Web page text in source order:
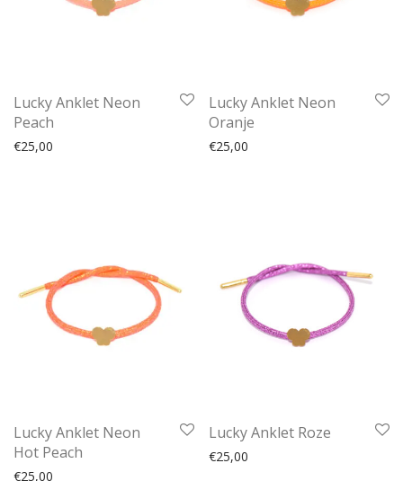
Lucky Anklet Neon
Peach
€25,00
Lucky Anklet Neon
Oranje
€25,00
Lucky Anklet Neon
Hot Peach
€25,00
Lucky Anklet Roze
€25,00